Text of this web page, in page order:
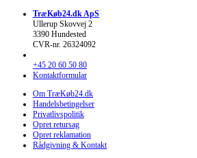
TræKøb24.dk ApS
Ullerup Skovvej 2
3390 Hundested
CVR-nr. 26324092
+45 20 60 50 80
Kontaktformular
Om TræKøb24.dk
Handelsbetingelser
Privatlivspolitik
Opret retursag
Opret reklamation
Rådgivning & Kontakt